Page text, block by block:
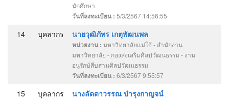
นักศึกษา
วันที่ลงทะเบียน : 5/3/2567 14:56:55
14 บุคลากร นายวุฒิภัทร เกตุพัฒนพล
หน่วยงาน : มหาวิทยาลัยแม่โจ้ - สำนักงาน
มหาวิทยาลัย - กองส่งเสริมศิลปวัฒนธรรม - งาน
อนุรักษ์สืบสานศิลปวัฒนธรรม
วันที่ลงทะเบียน : 6/3/2567 9:55:57
15 บุคลากร นางลัดดาวรรณ บำรุงกาญจน์